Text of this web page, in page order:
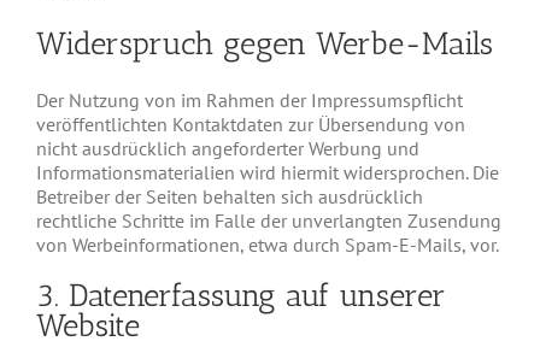
Widerspruch gegen Werbe-Mails
Der Nutzung von im Rahmen der Impressumspflicht
veröffentlichten Kontaktdaten zur Übersendung von
nicht ausdrücklich angeforderter Werbung und
Informationsmaterialien wird hiermit widersprochen. Die
Betreiber der Seiten behalten sich ausdrücklich
rechtliche Schritte im Falle der unverlangten Zusendung
von Werbeinformationen, etwa durch Spam-E-Mails, vor.
3. Datenerfassung auf unserer
Website